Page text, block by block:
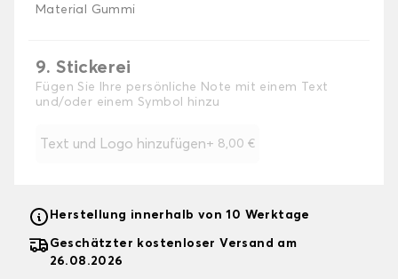
Material Gummi
9. Stickerei
Fügen Sie Ihre persönliche Note mit einem Text
und/oder einem Symbol hinzu
Text und Logo hinzufügen+ 8,00 €
Herstellung innerhalb von 10 Werktage
Geschätzter kostenloser Versand am
26.08.2026